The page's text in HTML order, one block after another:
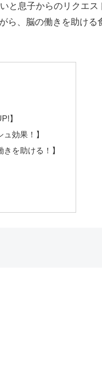
と息子からのリクエス
ら、脳の働きを助ける
】
効果！】
を助ける！】